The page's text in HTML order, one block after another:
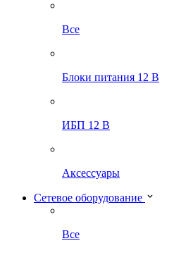
Все
Блоки питания 12 В
ИБП 12 В
Аксессуары
Сетевое оборудование
Все